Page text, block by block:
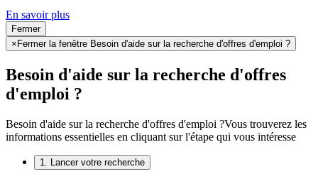
En savoir plus
Fermer
×Fermer la fenêtre Besoin d'aide sur la recherche d'offres d'emploi ?
Besoin d'aide sur la recherche d'offres
d'emploi ?
Besoin d'aide sur la recherche d'offres d'emploi ?Vous trouverez les
informations essentielles en cliquant sur l'étape qui vous intéresse
1. Lancer votre recherche